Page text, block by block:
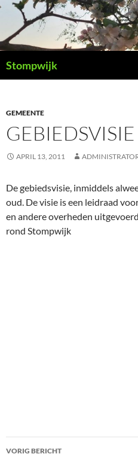
Ga
de
inhoud
Stompwijk
GEMEENTE
GEBIEDSVISIE
APRIL 13, 2011
De gebiedsvisie, inmiddels
oud. De visie is een leidraad
en andere overheden
rond Stompwijk
Bericht
VORIG BERICHT